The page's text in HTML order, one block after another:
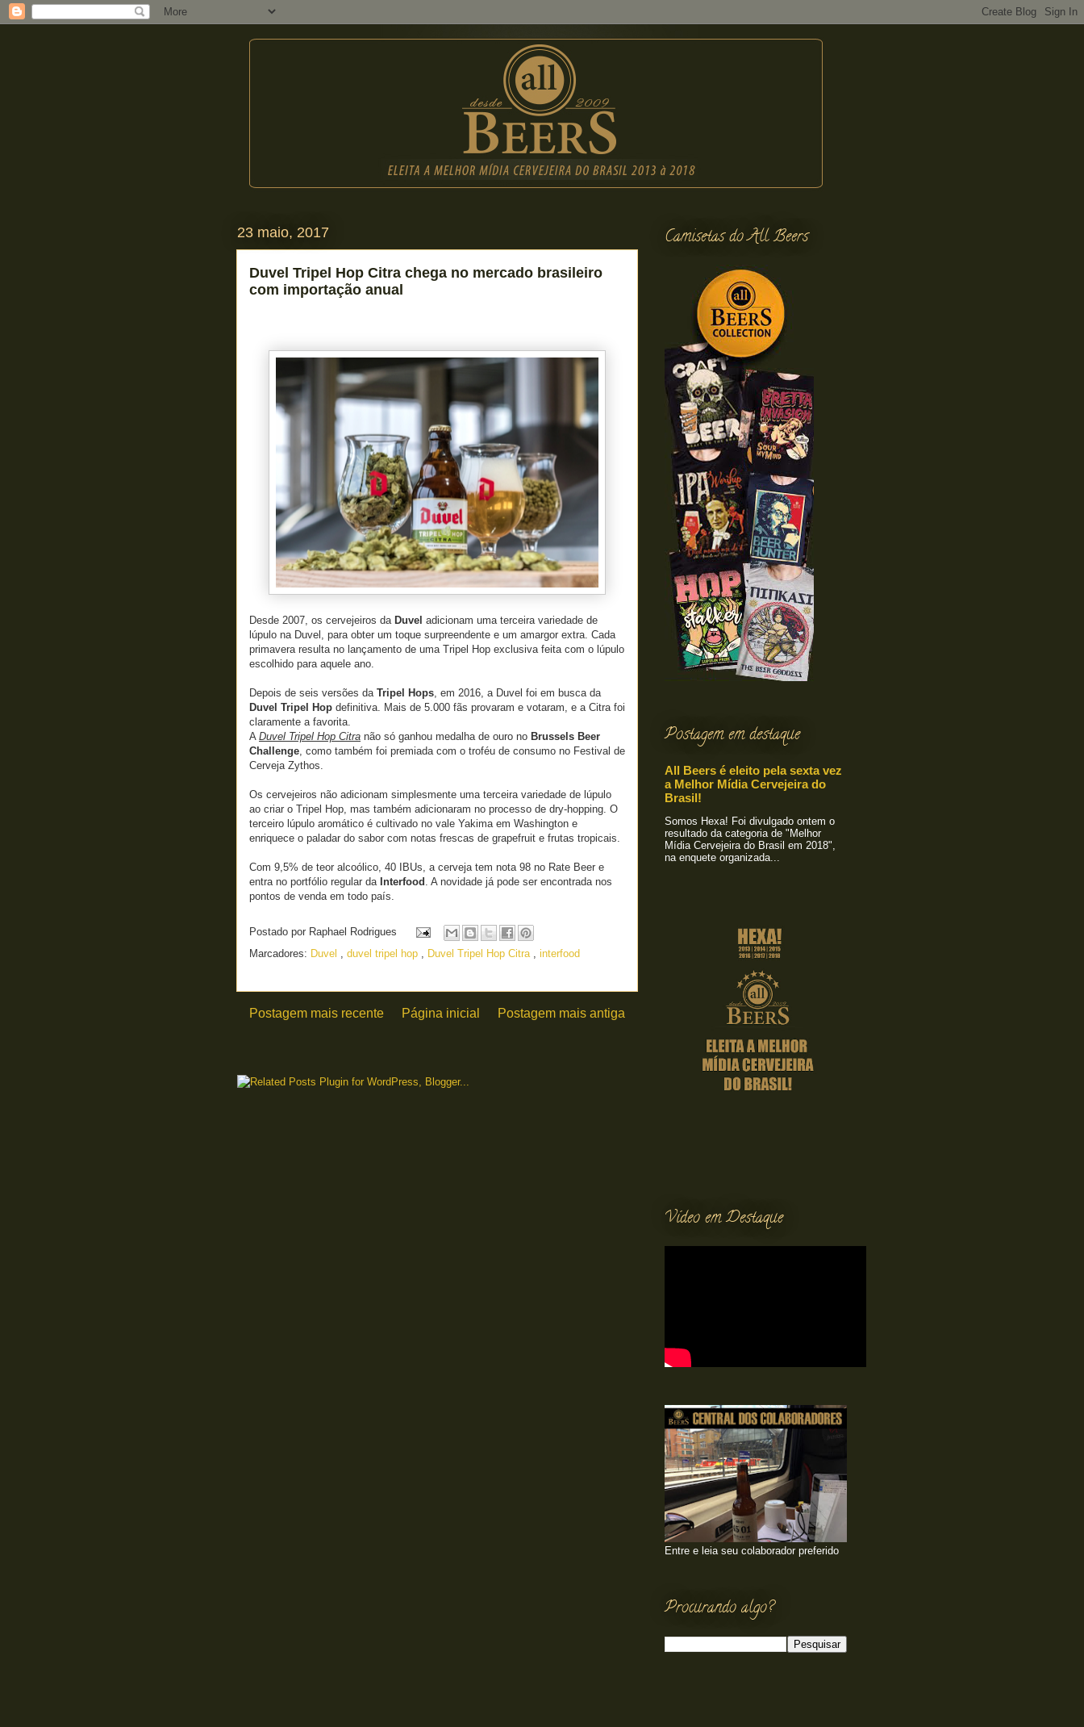
23 maio, 2017
Duvel Tripel Hop Citra chega no mercado brasileiro
com importação anual
Desde 2007, os cervejeiros da Duvel adicionam uma terceira variedade de
lúpulo na Duvel, para obter um toque surpreendente e um amargor extra. Cada
primavera resulta no lançamento de uma Tripel Hop exclusiva feita com o lúpulo
escolhido para aquele ano.
Depois de seis versões da Tripel Hops, em 2016, a Duvel foi em busca da
Duvel Tripel Hop definitiva. Mais de 5.000 fãs provaram e votaram, e a Citra foi
claramente a favorita.
A Duvel Tripel Hop Citra não só ganhou medalha de ouro no Brussels Beer
Challenge, como também foi premiada com o troféu de consumo no Festival de
Cerveja Zythos.
Os cervejeiros não adicionam simplesmente uma terceira variedade de lúpulo
ao criar o Tripel Hop, mas também adicionaram no processo de dry-hopping. O
terceiro lúpulo aromático é cultivado no vale Yakima em Washington e
enriquece o paladar do sabor com notas frescas de grapefruit e frutas tropicais.
Com 9,5% de teor alcoólico, 40 IBUs, a cerveja tem nota 98 no Rate Beer e
entra no portfólio regular da Interfood . A novidade já pode ser encontrada nos
pontos de venda em todo país.
Postado por Raphael Rodrigues
Marcadores: Duvel , duvel tripel hop , Duvel Tripel Hop Citra , interfood
Postagem mais recente Postagem mais antiga
Página inicial
Camisetas do All Beers
Postagem em destaque
All Beers é eleito pela sexta vez
a Melhor Mídia Cervejeira do
Brasil!
Somos Hexa! Foi divulgado ontem o
resultado da categoria de "Melhor
Mídia Cervejeira do Brasil em 2018",
na enquete organizada...
Vídeo em Destaque
Entre e leia seu colaborador preferido
Procurando algo?